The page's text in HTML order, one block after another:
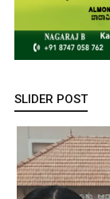
SLIDER POST